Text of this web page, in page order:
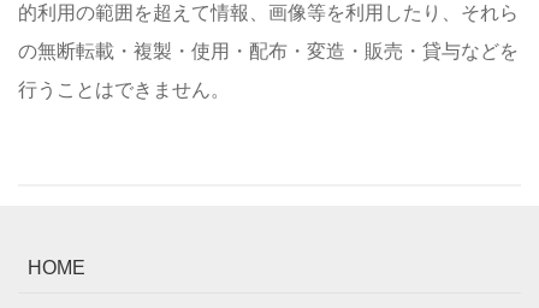
的利用の範囲を超えて情報、画像等を利用したり、それら
の無断転載・複製・使用・配布・変造・販売・貸与などを
行うことはできません。
HOME